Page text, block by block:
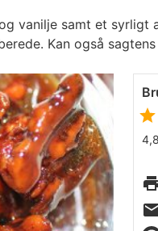
vanilje samt et syrligt
Kan også
4,8